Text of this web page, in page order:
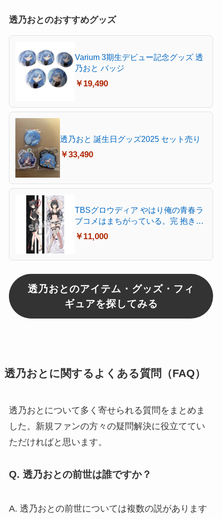
透乃おとのおすすめグッズ
Varium 3期生デビュー記念グッズ 透
乃おと バッジ
￥19,490
透乃おと 誕生日グッズ2025 セット売り
￥33,490
TBSグロウディア やはり俺の青春ラ
ブコメはまちがっている。完 抱き枕
カバー プレミアム 雪乃小悪魔ver. 約
縦160×横50cm 2wayトリコット製
￥11,000
透乃おとのアイテム・グッズ・フィ
ギュアを探してみる
透乃おとに関するよくある質問（FAQ）
透乃おとについて多く寄せられる質問をまとめま
した。新規ファンの方々の疑問解決に役立ててい
ただければと思います。
Q. 透乃おとの前世は誰ですか？
A. 透乃おとの前世については複数の説があります